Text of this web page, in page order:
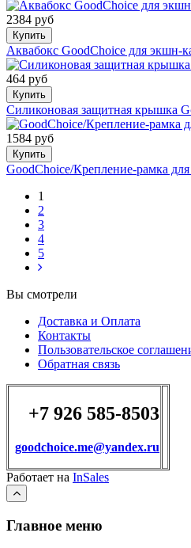
2384 руб
Купить
Аквабокс GoodChoice для экшн-
464 руб
Купить
Силиконовая защитная крышка
1584 руб
Купить
GoodChoice/Крепление-рамка
1
2
3
4
5
Вы смотрели
Доставка и Оплата
Контакты
Пользовательское
Обратная связь
+7 926 585-8503
goodchoice.me@yandex.ru
Работает на InSales
Главное меню